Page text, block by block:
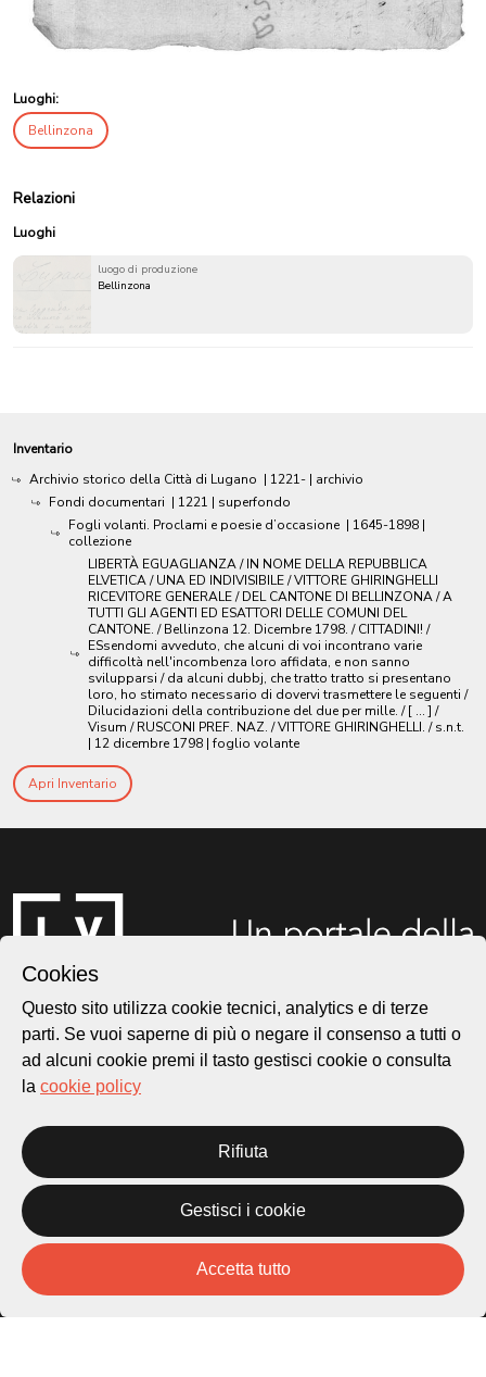
Luoghi:
Bellinzona
Relazioni
Luoghi
luogo di produzione
Bellinzona
Inventario
Archivio storico della Città di Lugano | 1221- | archivio
Fondi documentari | 1221 | superfondo
Fogli volanti. Proclami e poesie d’occasione | 1645-1898 |
collezione
LIBERTÀ EGUAGLIANZA / IN NOME DELLA REPUBBLICA
ELVETICA / UNA ED INDIVISIBILE / VITTORE GHIRINGHELLI
RICEVITORE GENERALE / DEL CANTONE DI BELLINZONA / A
TUTTI GLI AGENTI ED ESATTORI DELLE COMUNI DEL
CANTONE. / Bellinzona 12. Dicembre 1798. / CITTADINI! /
ESsendomi avveduto, che alcuni di voi incontrano varie
difficoltà nell'incombenza loro affidata, e non sanno
svilupparsi / da alcuni dubbj, che tratto tratto si presentano
loro, ho stimato necessario di dovervi trasmettere le seguenti /
Dilucidazioni della contribuzione del due per mille. / [ ... ] /
Visum / RUSCONI PREF. NAZ. / VITTORE GHIRINGHELLI. / s.n.t.
| 12 dicembre 1798 | foglio volante
Apri Inventario
Città di Lugano
Piazza Carlo Cattaneo 1
6976 Castagnola
Per informazioni:
Cookies
Questo sito utilizza cookie tecnici, analytics e di terze
parti. Se vuoi saperne di più o negare il consenso a tutti o
ad alcuni cookie premi il tasto gestisci cookie o consulta
la cookie policy
Rifiuta
Gestisci i cookie
Accetta tutto